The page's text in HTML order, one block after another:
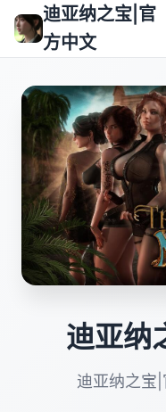
迪亚纳之宝|官
方中文
迪亚纳
迪亚纳之宝